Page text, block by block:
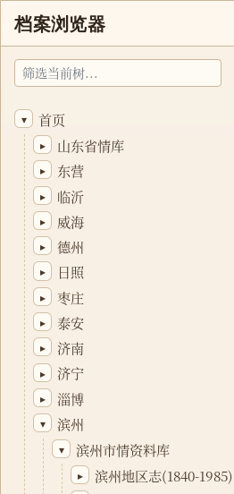
档案浏览器
▾ 首页
▸ 山东省情库
▸ 东营
▸ 临沂
▸ 威海
▸ 德州
▸ 日照
▸ 枣庄
▸ 泰安
▸ 济南
▸ 济宁
▸ 淄博
▾ 滨州
▾ 滨州市情资料库
▸ 滨州地区志(1840-1985)